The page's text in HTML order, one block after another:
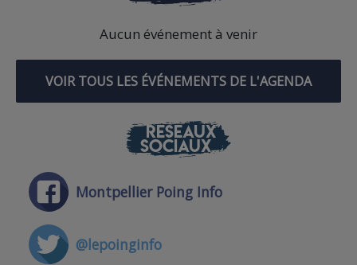
Aucun événement à venir
VOIR TOUS LES ÉVÉNEMENTS DE L'AGENDA
RÉSEAUX
SOCIAUX
Montpellier Poing Info
@lepoinginfo